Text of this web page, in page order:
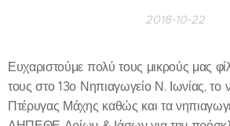
2018-10-22
Ευχαριστούμε πολύ τους μικρούς μας
τους στο 13ο Νηπιαγωγείο Ν. Ιωνίας, το
Πτέρυγας Μάχης καθώς και τα